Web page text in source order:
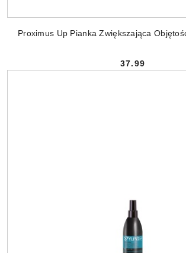
Proximus Up Pianka Zwiększająca
Cena:
37.99